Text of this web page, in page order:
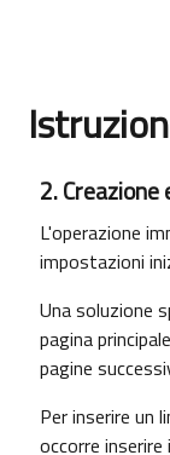
2.
L'operazione
impostazioni
Una soluzione
pagina
pagine
Per inserire un
occorre